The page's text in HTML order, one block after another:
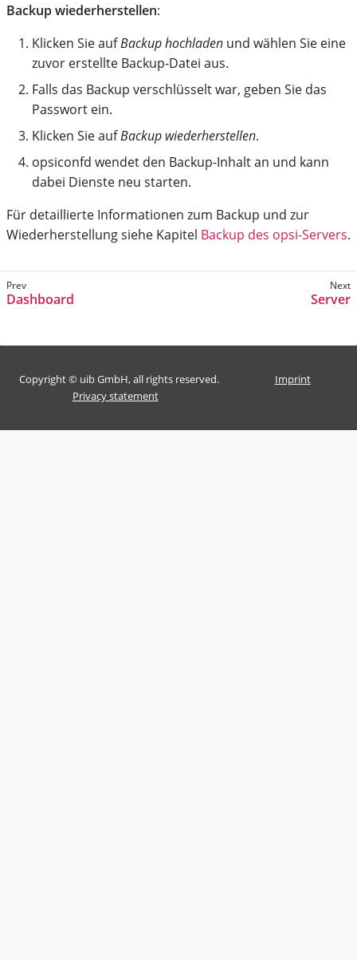
Backup wiederherstellen:
Klicken Sie aufBackup hochladen und wählen Sie eine
zuvor erstellte Backup-Datei aus.
Falls das Backup verschlüsselt war, geben Sie das
Passwort ein.
Klicken Sie aufBackup wiederherstellen.
opsiconfd wendet den Backup-Inhalt an und kann
dabei Dienste neu starten.
Für detaillierte Informationen zum Backup und zur
Wiederherstellung siehe Kapitel Backup des opsi-Servers.
Dashboard Server
Copyright © uib GmbH, all rights reserved.
Imprint
Privacy statement